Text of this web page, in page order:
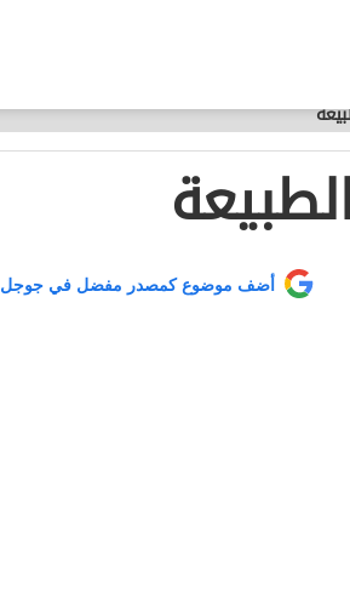
أضف موضوع كمصدر مفضل في جوجل